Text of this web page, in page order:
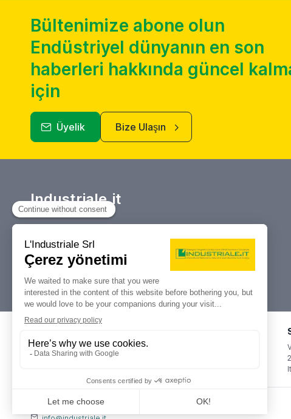
kullanılmış
kullanılmış